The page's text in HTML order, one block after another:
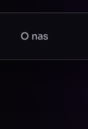
O nas